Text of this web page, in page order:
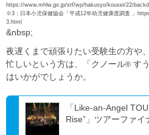
https://www.mhlw.go.jp/stf/wp/hakusyo/kousei/22/
※3：日本小児保健協会「平成12年幼児健康度調査 」
3.html
&nbsp;
夜遅くまで頑張りたい受験生の方や
忙しいという方は、「クノール® す
はいかがでしょうか。
「Like-an-Angel
Rise”」ツアーファイ